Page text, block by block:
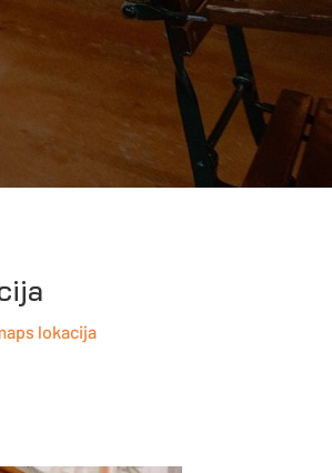
lokacija